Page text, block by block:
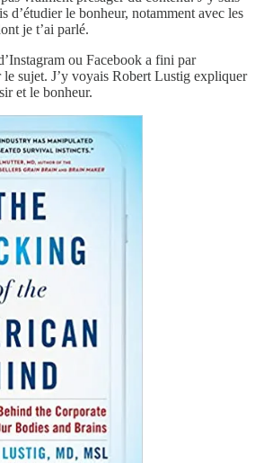
d’étudier le bonheur, notamment avec les
je t’ai parlé.
ou Facebook a fini par
le sujet. J’y voyais Robert Lustig expliquer
et le bonheur.